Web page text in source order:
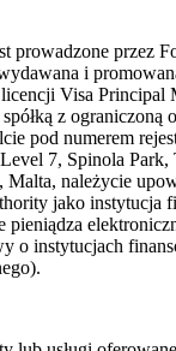
prowadzone przez
i
Visa Principal
z ograniczoną
pod numerem
Level 7, Spinola
Malta, należycie
jako instytucja
pieniądza
o instytucjach